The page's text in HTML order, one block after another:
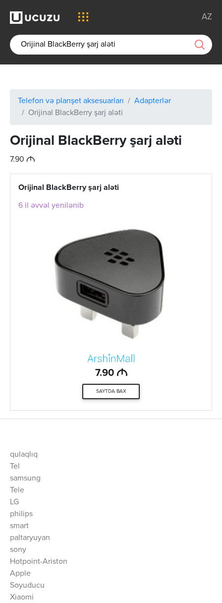
AZ
Telefon və planşet aksesuarları
Adapterlər
Orijinal BlackBerry şarj aləti
Orijinal BlackBerry şarj aləti
7.90 M
Orijinal BlackBerry şarj aləti
6 il əvvəl yenilənib
7.90 M
SAYTDA BAX
qulaqlıq
Tel
samsung
Tele
LG
philips
smart
paltaryuyan
sony
Hotpoint-Ariston
Apple
Soyuducu
Xiaomi